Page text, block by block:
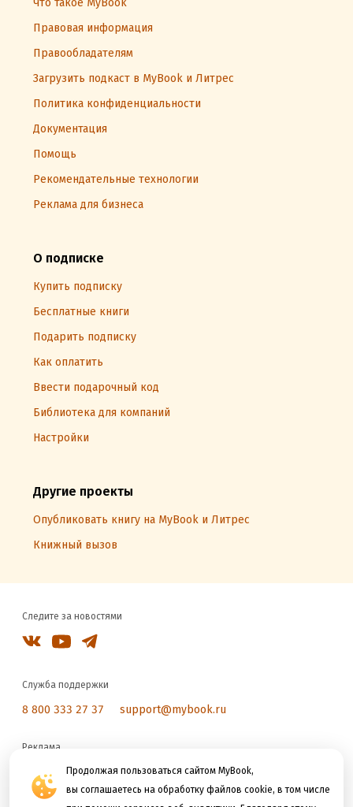
Продолжая пользоваться сайтом MyBook,
вы соглашаетесь на обработку файлов cookie, в том числе
Что такое MyBook
Правовая информация
Правообладателям
Загрузить подкаст в MyBook и Литрес
Политика конфиденциальности
Документация
Помощь
Рекомендательные технологии
Реклама для бизнеса
О подписке
Купить подписку
Бесплатные книги
Подарить подписку
Как оплатить
Ввести подарочный код
Библиотека для компаний
Настройки
Другие проекты
Опубликовать книгу на MyBook и Литрес
Книжный вызов
Следите за новостями
Служба поддержки
8 800 333 27 37 support@mybook.ru
Реклама
reklama@litres.ru